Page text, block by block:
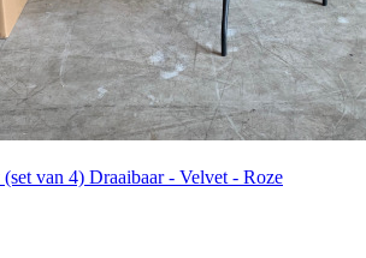
van 4) Draaibaar - Velvet - Roze